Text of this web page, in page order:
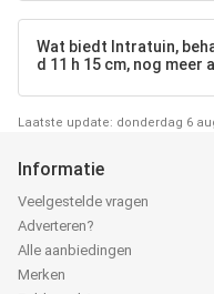
Wat biedt Intratuin,
d 11 h 15 cm, nog meer
Laatste update: donderdag 6
Informatie
Veelgestelde vragen
Adverteren?
Alle aanbiedingen
Merken